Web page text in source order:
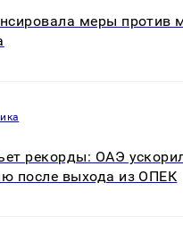
меры против
рекорды: ОАЭ
после выхода из ОПЕК